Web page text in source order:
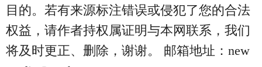
目的。若有来源标注错误或侵犯了您的合法
权益，请作者持权属证明与本网联系，我们
将及时更正、删除，谢谢。 邮箱地址：new